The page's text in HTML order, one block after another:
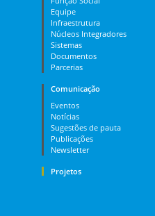
Equipe
Infraestrutura
Núcleos Integradores
Sistemas
Documentos
Parcerias
Comunicação
Eventos
Notícias
Sugestões de pauta
Publicações
Newsletter
Projetos